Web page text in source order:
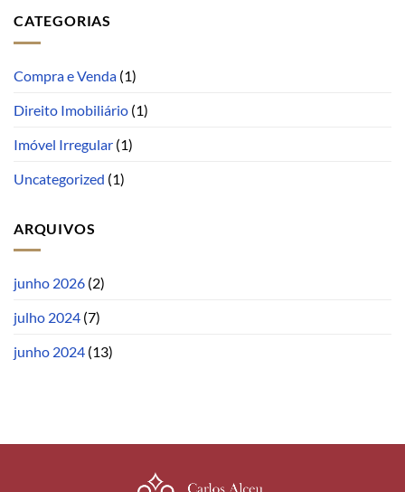
CATEGORIAS
Compra e Venda (1)
Direito Imobiliário (1)
Imóvel Irregular (1)
Uncategorized (1)
ARQUIVOS
junho 2026 (2)
julho 2024 (7)
junho 2024 (13)